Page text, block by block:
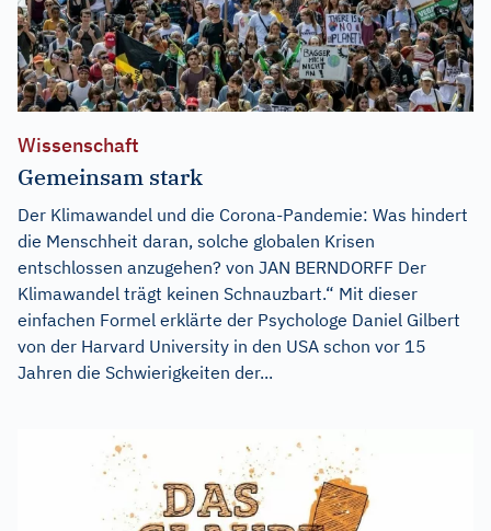
Wissenschaft
Gemeinsam stark
Der Klimawandel und die Corona-Pandemie: Was hindert
die Menschheit daran, solche globalen Krisen
entschlossen anzugehen? von JAN BERNDORFF Der
Klimawandel trägt keinen Schnauzbart.“ Mit dieser
einfachen Formel erklärte der Psychologe Daniel Gilbert
von der Harvard University in den USA schon vor 15
Jahren die Schwierigkeiten der...